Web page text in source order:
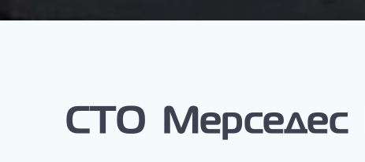
СТО Мерседес